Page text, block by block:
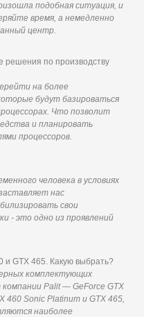
подобная ситуация, и
время, а немедленно
центр.
решения по производству
на более
будут базироваться
Что позволит
и планировать
процессоров.
человека в условиях
нас
свои
- это одно из проявлений
и GTX 465. Какую выбрать?
комплектующих
Palit — GeForce GTX
460 Sonic Platinum и GTX 465,
наиболее